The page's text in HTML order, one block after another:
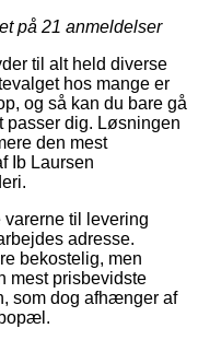
på 21 anmeldelser
til alt held diverse
hos mange er
og så kan du bare gå
passer dig. Løsningen
den mest
Ib Laursen
til levering
adresse.
bekostelig, men
mest prisbevidste
som dog afhænger af